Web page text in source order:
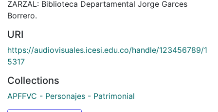
ZARZAL: Biblioteca Departamental Jorge Garces
Borrero.
URI
https://audiovisuales.icesi.edu.co/handle/123456789/1
5317
Collections
APFFVC - Personajes - Patrimonial